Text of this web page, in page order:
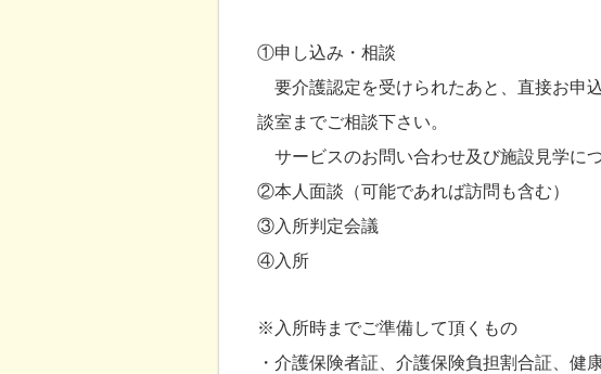
①申し込み・相談
要介護認定を受けられたあと、直接お申
談室までご相談下さい。
サービスのお問い合わせ及び施設見学に
②本人面談（可能であれば訪問も含む）
③入所判定会議
④入所
※入所時までご準備して頂くもの
・介護保険者証、介護保険負担割合証、